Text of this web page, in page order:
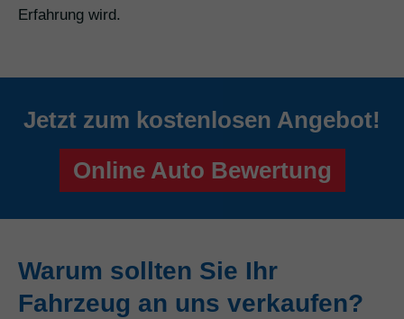
Erfahrung wird.
Jetzt zum kostenlosen Angebot!
Online Auto Bewertung
Warum sollten Sie Ihr
Fahrzeug an uns verkaufen?